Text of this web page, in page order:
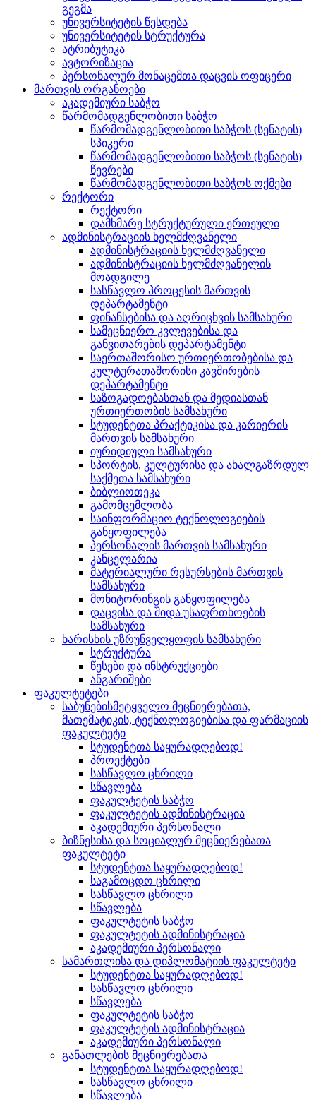
გეგმა
უნივერსიტეტის წესდება
უნივერსიტეტის სტრუქტურა
ატრიბუტიკა
ავტორიზაცია
პერსონალურ მონაცემთა დაცვის ოფიცერი
მართვის ორგანოები
აკადემიური საბჭო
წარმომადგენლობითი საბჭო
წარმომადგენლობითი საბჭოს (სენატის)
სპიკერი
წარმომადგენლობითი საბჭოს (სენატის)
წევრები
წარმომადგენლობითი საბჭოს ოქმები
რექტორი
რექტორი
დამხმარე სტრუქტურული ერთეული
ადმინისტრაციის ხელმძღვანელი
ადმინისტრაციის ხელმძღვანელი
ადმინისტრაციის ხელმძღვანელის
მოადგილე
სასწავლო პროცესის მართვის
დეპარტამენტი
ფინანსებისა და აღრიცხვის სამსახური
სამეცნიერო კვლევებისა და
განვითარების დეპარტამენტი
საერთაშორისო ურთიერთობებისა და
კულტურათაშორისი კავშირების
დეპარტამენტი
საზოგადოებასთან და მედიასთან
ურთიერთობის სამსახური
სტუდენტთა პრაქტიკისა და კარიერის
მართვის სამსახური
იურიდიული სამსახური
სპორტის, კულტურისა და ახალგაზრდულ
საქმეთა სამსახური
ბიბლიოთეკა
გამომცემლობა
საინფორმაციო ტექნოლოგიების
განყოფილება
პერსონალის მართვის სამსახური
კანცელარია
მატერიალური რესურსების მართვის
სამსახური
მონიტორინგის განყოფილება
დაცვისა და შიდა უსაფრთხოების
სამსახური
ხარისხის უზრუნველყოფის სამსახური
სტრუქტურა
წესები და ინსტრუქციები
ანგარიშები
ფაკულტეტები
საბუნებისმეტყველო მეცნიერებათა,
მათემატიკის, ტექნოლოგიებისა და ფარმაციის
ფაკულტეტი
სტუდენტთა საყურადღებოდ!
პროექტები
სასწავლო ცხრილი
სწავლება
ფაკულტეტის საბჭო
ფაკულტეტის ადმინისტრაცია
აკადემიური პერსონალი
ბიზნესისა და სოციალურ მეცნიერებათა
ფაკულტეტი
სტუდენტთა საყურადღებოდ!
საგამოცდო ცხრილი
სასწავლო ცხრილი
სწავლება
ფაკულტეტის საბჭო
ფაკულტეტის ადმინისტრაცია
აკადემიური პერსონალი
სამართლისა და დიპლომატიის ფაკულტეტი
სტუდენტთა საყურადღებოდ!
სასწავლო ცხრილი
სწავლება
ფაკულტეტის საბჭო
ფაკულტეტის ადმინისტრაცია
აკადემიური პერსონალი
განათლების მეცნიერებათა
სტუდენტთა საყურადღებოდ!
სასწავლო ცხრილი
სწავლება